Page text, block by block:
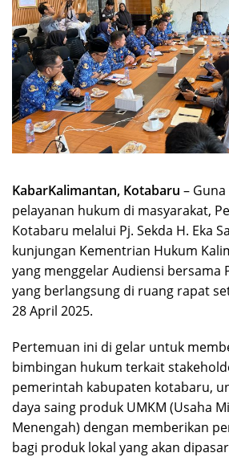
KabarKalimantan, Kotabaru –
pelayanan hukum di masyarakat,
Kotabaru melalui Pj. Sekda H. Eka
kunjungan Kementrian Hukum
yang menggelar Audiensi bersama
yang berlangsung di ruang rapat
28 April 2025.
Pertemuan ini di gelar untuk
bimbingan hukum terkait
pemerintah kabupaten kotabaru,
daya saing produk UMKM (Usaha
Menengah) dengan memberikan
bagi produk lokal yang akan